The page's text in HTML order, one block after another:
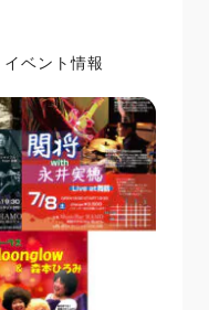
イベント情報